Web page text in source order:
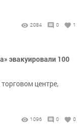
2084 0 1
эвакуировали 100
центре,
1096 0 0